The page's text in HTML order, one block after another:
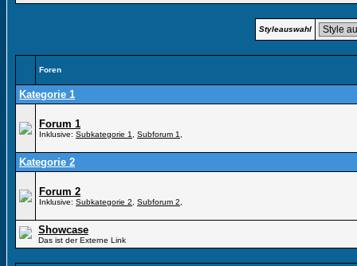
Styleauswahl
Foren
Kategorie 1
Forum 1
Inklusive: Subkategorie 1 Subforum 1
Kategorie 2
Forum 2
Inklusive: Subkategorie 2 Subforum 2
Showcase
Das ist der Externe Link